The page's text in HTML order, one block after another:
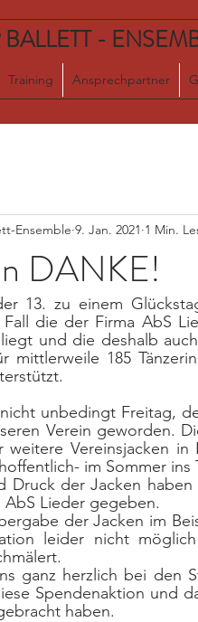
-
Training Ansprechpartner
DANKE!
Ensemble 9. Jan. 2021 1 Min.
13. zu einem
die der Firma AbS
und die deshalb
mittlerweile 185
unbedingt Freitag,
Verein geworden.
weitere Vereinsjacken in
im Sommer
Druck der Jacken
AbS Lieder gegeben.
der Jacken im
leider nicht
ganz herzlich bei den
Spendenaktion und
haben.